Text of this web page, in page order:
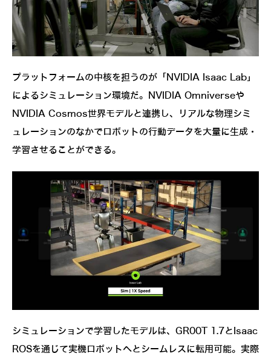
プラットフォームの中核を担うのが「NVIDIA Isaac Lab」
によるシミュレーション環境だ。NVIDIA Omniverseや
NVIDIA Cosmos世界モデルと連携し、リアルな物理シミ
ュレーションのなかでロボットの行動データを大量に生成・
学習させることができる。
シミュレーションで学習したモデルは、GR00T 1.7とIsaac
ROSを通じて実機ロボットへとシームレスに転用可能。実際